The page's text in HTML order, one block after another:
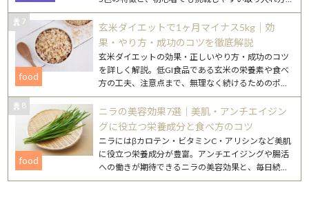
を紹介します。
7
玄米ダイエットで1ヶ月マイナス5kg｜効
果・やり方・成功のコツを徹底解説
food
玄米ダイエットの効果・正しいやり方・成功のコツ
を詳しく解説。低GI食品である玄米の栄養素や食べ
方の工夫、注意点まで、無理なく続けるためのポイ
ントをまとめました。
8
ニラの美容効果7選｜美肌・アンチエイジン
グに役立つ栄養成分と食べ方のコツ
food
ニラにはβカロテン・ビタミンC・アリシンなど美肌
に役立つ栄養成分が豊富。アンチエイジングや腸活
への働きが期待できるニラの美容効果と、毎日続け
やすいレシピを詳しく紹介します。